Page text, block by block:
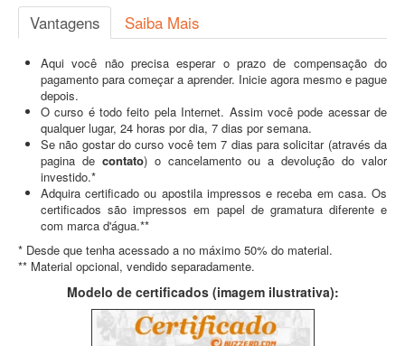
Vantagens Saiba Mais
Aqui você não precisa esperar o prazo de compensação do
pagamento para começar a aprender. Inicie agora mesmo e pague
depois.
O curso é todo feito pela Internet. Assim você pode acessar de
qualquer lugar, 24 horas por dia, 7 dias por semana.
Se não gostar do curso você tem 7 dias para solicitar (através da
pagina de contato) o cancelamento ou a devolução do valor
investido.*
Adquira certificado ou apostila impressos e receba em casa. Os
certificados são impressos em papel de gramatura diferente e
com marca d'água.**
* Desde que tenha acessado a no máximo 50% do material.
** Material opcional, vendido separadamente.
Modelo de certificados (imagem ilustrativa):